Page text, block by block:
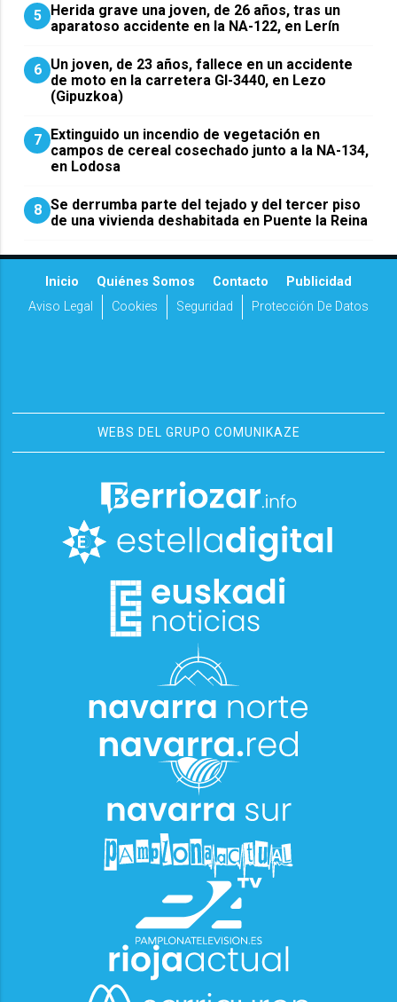
5 Herida grave una joven, de 26 años, tras un
aparatoso accidente en la NA-122, en Lerín
6 Un joven, de 23 años, fallece en un accidente
de moto en la carretera GI-3440, en Lezo
(Gipuzkoa)
7 Extinguido un incendio de vegetación en
campos de cereal cosechado junto a la NA-134,
en Lodosa
8 Se derrumba parte del tejado y del tercer piso
de una vivienda deshabitada en Puente la Reina
Inicio Quiénes Somos Contacto
Publicidad
Aviso Legal
Cookies Seguridad Protección De Datos
WEBS DEL GRUPO COMUNIKAZE